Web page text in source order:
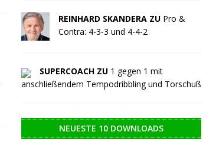
REINHARD SKANDERA ZU Pro &
Contra: 4-3-3 und 4-4-2
SUPERCOACH ZU 1 gegen 1 mit
anschließendem Tempodribbling und Torschuß
NEUESTE 10 DOWNLOADS